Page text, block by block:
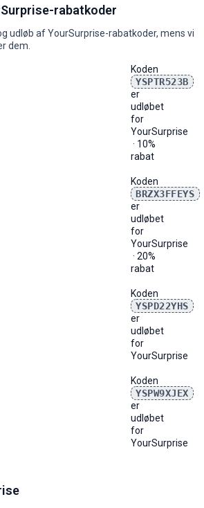
- 0
0 0
-
maj jun. jul. aug. sep.
210 110 110 110 170 390
480 320 210 210 140 210 480
390
346
rabatkoder
udløb af YourSurprise-rabatkoder, mens vi
dem.
Koden
YSPTR523B
er
udløbet
for
YourSurprise
· 10%
rabat
Koden
BRZX3FFEYS
er
udløbet
for
YourSurprise
· 20%
rabat
Koden
YSPD22YHS
er
udløbet
for
YourSurprise
Koden
YSPW9XJEX
er
udløbet
for
YourSurprise